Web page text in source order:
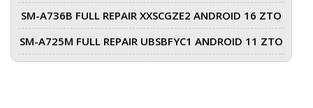
SM-A736B FULL REPAIR XXSCGZE2 ANDROID 16 ZTO
SM-A725M FULL REPAIR UBSBFYC1 ANDROID 11 ZTO